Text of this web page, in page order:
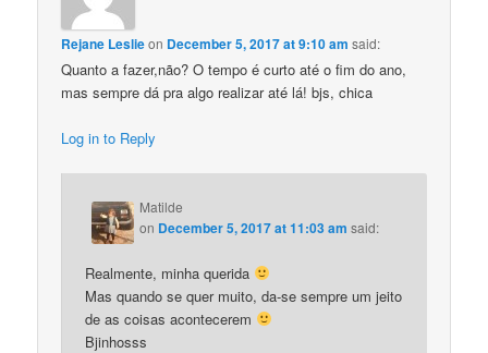
Rejane Leslieon December 5, 2017 at 9:10 am said:
Quanto a fazer,não? O tempo é curto até o fim do ano,
mas sempre dá pra algo realizar até lá! bjs, chica
Log in to Reply
Matilde
on December 5, 2017 at 11:03 am said:
Realmente, minha querida
Mas quando se quer muito, da-se sempre um jeito
de as coisas acontecerem
Bjinhosss